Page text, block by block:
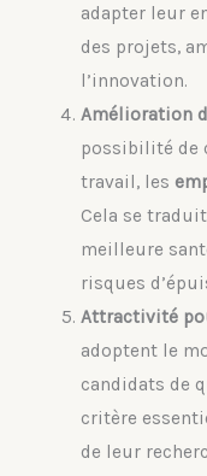
adapter leur
des projets,
l’innovation.
Amélioration
possibilité de
travail, les
Cela se
meilleure
risques
Attractivité
adoptent le
candidats de
critère
de leur